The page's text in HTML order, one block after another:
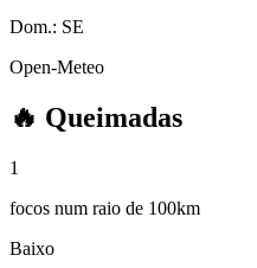
Dom.: SE
Open-Meteo
🔥 Queimadas
1
focos num raio de 100km
Baixo